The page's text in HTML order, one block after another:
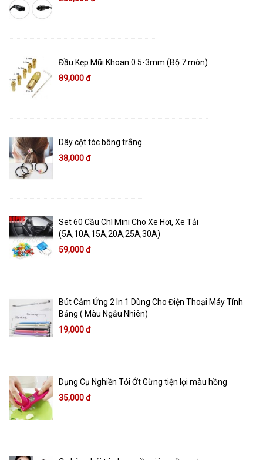
Đầu Kẹp Mũi Khoan 0.5-3mm (Bộ 7 món)
89,000 đ
Dây cột tóc bông trắng
38,000 đ
Set 60 Cầu Chì Mini Cho Xe Hơi, Xe Tải
(5A,10A,15A,20A,25A,30A)
59,000 đ
Bút Cảm Ứng 2 In 1 Dùng Cho Điện Thoại Máy Tính
Bảng ( Màu Ngẫu Nhiên)
19,000 đ
Dụng Cụ Nghiền Tỏi Ớt Gừng tiện lợi màu hồng
35,000 đ